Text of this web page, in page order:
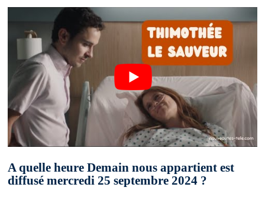
A quelle heure Demain nous appartient est
diffusé mercredi 25 septembre 2024 ?